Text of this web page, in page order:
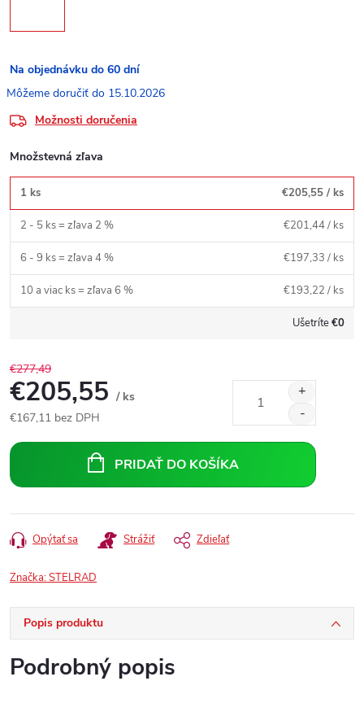
Na objednávku do 60 dní
15.10.2026
Možnosti doručenia
Množstevná zľava
1 ks €205,55 / ks
2 - 5 ks = zľava 2 % €201,44/ ks
6 - 9 ks = zľava 4 % €197,33 / ks
10 a viac ks = zľava 6 % €193,22 / ks
Ušetríte€0
€277,49
€205,55 / ks
€167,11 bez DPH
cena:
PRIDAŤ DO KOŠÍKA
Opýtať sa Strážiť Zdieľať
Značka:STELRAD
Popis produktu
Podrobný popis